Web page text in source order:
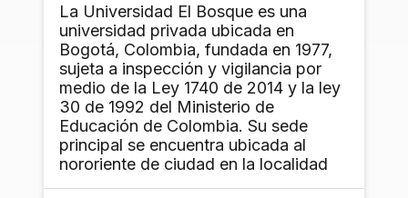
La Universidad El Bosque es una
universidad privada ubicada en
Bogotá, Colombia, fundada en 1977,
sujeta a inspección y vigilancia por
medio de la Ley 1740 de 2014 y la ley
30 de 1992 del Ministerio de
Educación de Colombia. Su sede
principal se encuentra ubicada al
nororiente de ciudad en la localidad